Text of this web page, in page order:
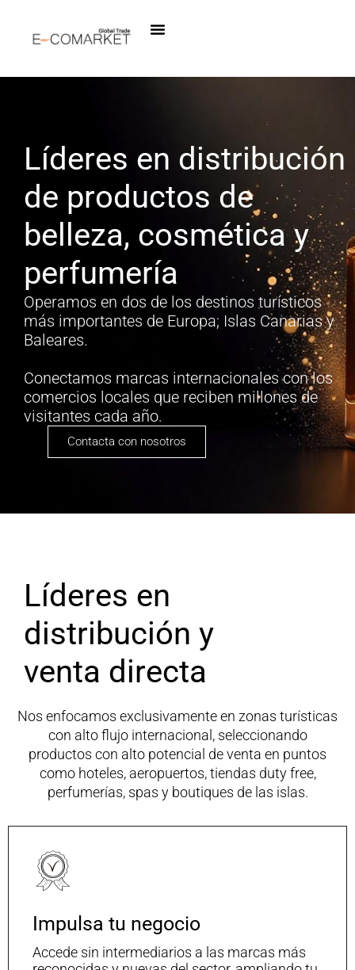
Líderes en distribución
de productos de
belleza, cosmética y
perfumería
Operamos en dos de los destinos turísticos
más importantes de Europa; Islas Canarias y
Baleares.
Conectamos marcas internacionales con los
comercios locales que reciben millones de
visitantes cada año.
Contacta con nosotros
Líderes en
distribución y
venta directa
Nos enfocamos exclusivamente en zonas turísticas
con alto flujo internacional, seleccionando
productos con alto potencial de venta en puntos
como hoteles, aeropuertos, tiendas duty free,
perfumerías, spas y boutiques de las islas.
Impulsa tu negocio
Accede sin intermediarios a las marcas más